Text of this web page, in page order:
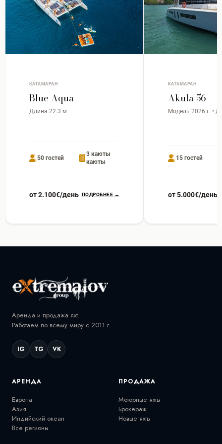
КАТАМАРАН
Blue Aqua
Длина 22.3 м
50 гостей
3 каюты
каюты
от 2.100€/день ПОДРОБНЕЕ →
КАТАМАРАН
Akula 56
Модель 2026 г. •
15 гостей
от 5.000€/день
Аренда и продажа яхт.
Работаем по всему миру с 2011 г.
IG TG VK
АРЕНДА
Европа
Азия
Индийский океан
Все регионы
ПРОДАЖА
Моторные яхты
Брокераж
Новые яхты